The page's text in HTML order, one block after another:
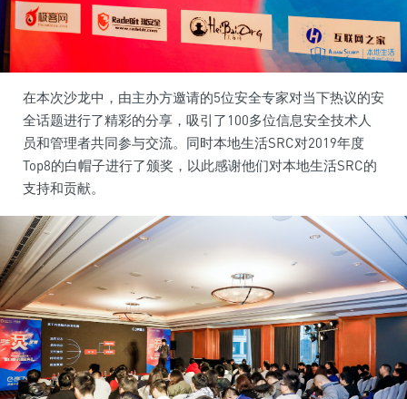
在本次沙龙中，由主办方邀请的5位安全专家对当下热议的安
全话题进行了精彩的分享，吸引了100多位信息安全技术人
员和管理者共同参与交流。同时本地生活SRC对2019年度
Top8的白帽子进行了颁奖，以此感谢他们对本地生活SRC的
支持和贡献。